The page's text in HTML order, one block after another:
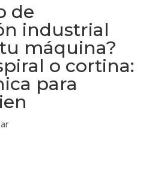
de
industrial
máquina?
o cortina:
para